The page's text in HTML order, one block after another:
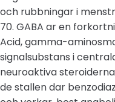
och rubbningar i
70. GABA ar en
Acid, gamma-
signalsubstans i
neuroaktiva
de stallen dar